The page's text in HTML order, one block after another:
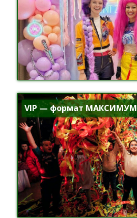
VIP — формат МАКСИМУМ